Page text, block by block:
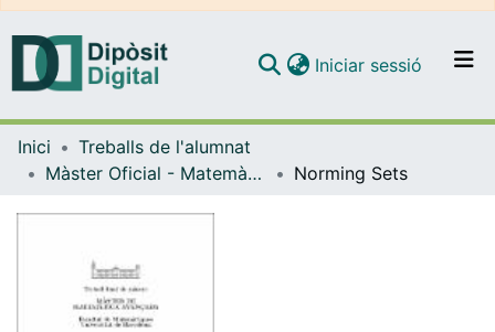
Navega per tot el DD
Iniciar sessió (current)
Inici
Treballs de l'alumnat
Màster Oficial - Matemàtica Avançada
Norming Sets